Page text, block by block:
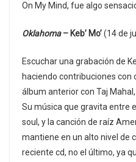
On My Mind, fue algo
Oklahoma– Keb’ Mo’(14 de
Escuchar una grabación de
haciendo contribuciones con
álbum anterior con Taj
Su música que gravita entre
soul, y la canción de raíz
mantiene en un alto nivel de
reciente cd, no el último, ya